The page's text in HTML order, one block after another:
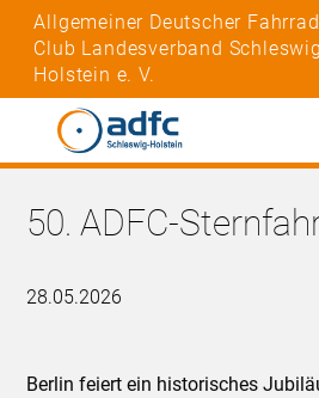
Allgemeiner Deutscher
Club Landesverband
Holstein e. V.
50. ADFC-
28.05.2026
Berlin feiert ein historisches